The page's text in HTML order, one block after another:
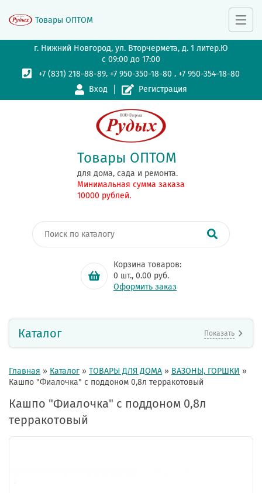
г. Нижний Новгород, ул. Вторчермета, д. 1 литер.Ю
с 09:00 до 17:00
+7 (831) 218-88-89,+7 950-350-18-80 ,+7 950-354-18-80
Вход
Регистрация
Товары ОПТОМ
для дома, сада и ремонта.
Минимальная сумма заказа
10000 рублей.
Корзина товаров:
0 шт., 0.00 руб.
Оформить заказ
Товары ОПТОМ
Каталог Показать
Главная » Каталог » ТОВАРЫ ДЛЯ ДОМА » ВАЗОНЫ, ГОРШКИ »
Кашпо "Фиалочка" с поддоном 0,8л терракотовый
Кашпо "Фиалочка" с поддоном 0,8л
терракотовый